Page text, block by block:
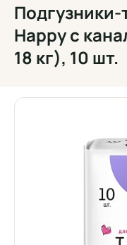
Happy с
18 кг), 10 шт.